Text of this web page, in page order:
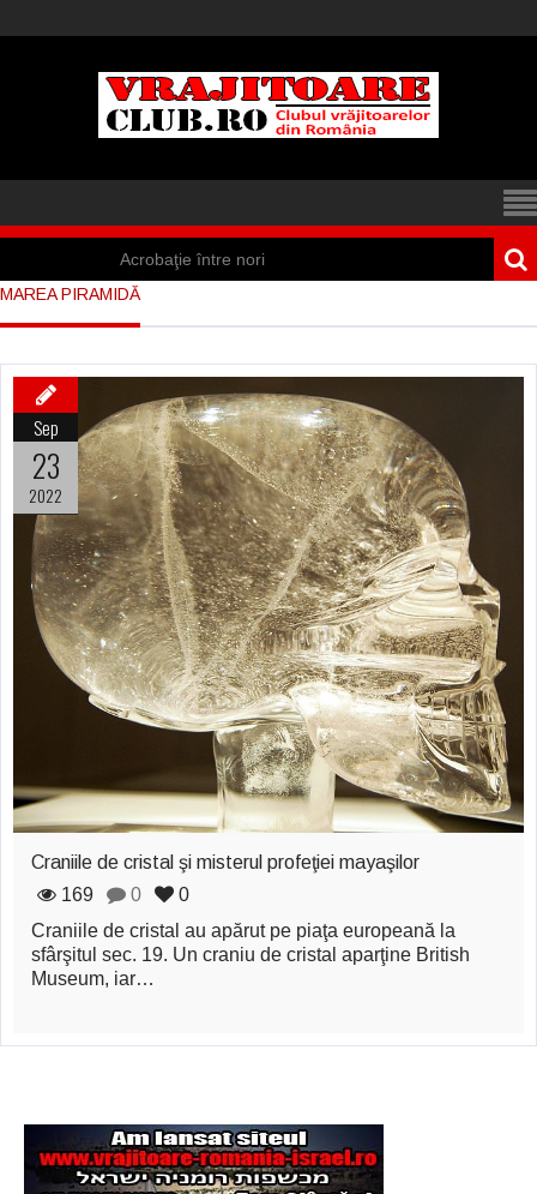
Acrobaţie între nori
Iisus a apărut într-
Marea vânătoare
de vrăjitoare din
Suedia
Vrăjitoare
zburătoare în Mexic
Magia în Thailanda
Madona lacrimilor
din Siracusa
(Silcilia)
Uimitoarea viaţă a
Teresei Neumann
Derba, un oraş
misterios vizitat şi
de sfântul Petre
pentru un ritual de
magie neagră
MAREA PIRAMIDĂ
Sep
23
2022
Craniile de cristal şi misterul profeţiei mayaşilor
169
0
0
Craniile de cristal au apărut pe piaţa europeană la
sfârşitul sec. 19. Un craniu de cristal aparţine British
Museum, iar…